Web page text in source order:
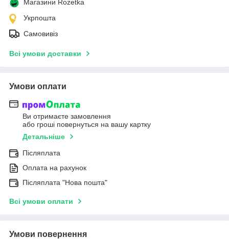
Магазини Rozetka
Укрпошта
Самовивіз
Всі умови доставки
Умови оплати
Ви отримаєте замовлення
або гроші повернуться на вашу картку
Детальніше
Післяплата
Оплата на рахунок
Післяплата "Нова пошта"
Всі умови оплати
Умови повернення